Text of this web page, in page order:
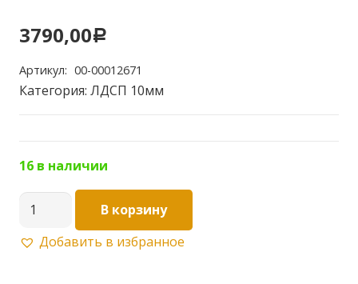
3790,00Р
Артикул: 00-00012671
Категория: ЛДСП 10мм
16 в наличии
Количество
ЛДСП
В корзину
Добавить в избранное